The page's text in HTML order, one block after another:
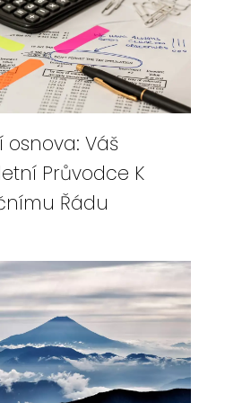
osnova: Váš
Průvodce K
Řádu